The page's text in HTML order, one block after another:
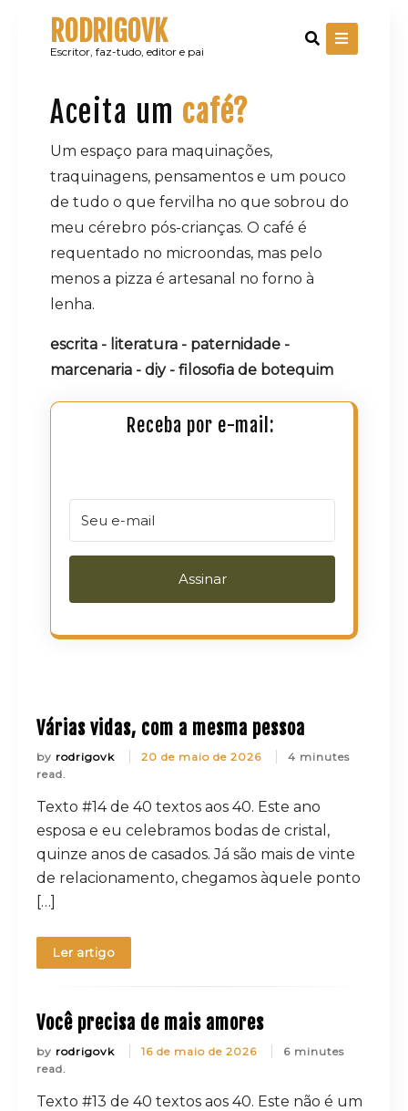
contentRODRIGOVK
Escritor, faz-tudo, editor e pai
Aceita um café?
Um espaço para maquinações,
traquinagens, pensamentos e um pouco
de tudo o que fervilha no que sobrou do
meu cérebro pós-crianças. O café é
requentado no microondas, mas pelo
menos a pizza é artesanal no forno à
lenha.
escrita - literatura - paternidade -
marcenaria - diy - filosofia de botequim
Receba por e-mail:
Assinar
Várias vidas, com a mesma pessoa
by rodrigovk 20 de maio de 2026
4 minutes
read.
Texto #14 de 40 textos aos 40. Este ano
esposa e eu celebramos bodas de cristal,
quinze anos de casados. Já são mais de vinte
de relacionamento, chegamos àquele ponto
[…]
Ler artigo
Você precisa de mais amores
by rodrigovk 16 de maio de 2026
6 minutes
read.
Texto #13 de 40 textos aos 40. Este não é um